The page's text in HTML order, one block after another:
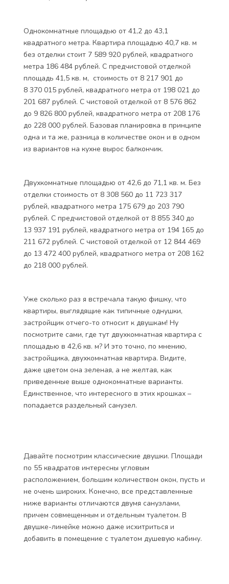
Однокомнатные площадью от 41,2 до 43,1
квадратного метра. Квартира площадью 40,7 кв. м
без отделки стоит 7 589 920 рублей, квадратного
метра 186 484 рублей. С предчистовой отделкой
площадь 41,5 кв. м, стоимость от 8 217 901 до
8 370 015 рублей, квадратного метра от 198 021 до
201 687 рублей. С чистовой отделкой от 8 576 862
до 9 826 800 рублей, квадратного метра от 208 176
до 228 000 рублей. Базовая планировка в принципе
одна и та же, разница в количестве окон и в одном
из вариантов на кухне вырос балкончик.
Двухкомнатные площадью от 42,6 до 71,1 кв. м. Без
отделки стоимость от 8 308 560 до 11 723 317
рублей, квадратного метра 175 679 до 203 790
рублей. С предчистовой отделкой от 8 855 340 до
13 937 191 рублей, квадратного метра от 194 165 до
211 672 рублей. С чистовой отделкой от 12 844 469
до 13 472 400 рублей, квадратного метра от 208 162
до 218 000 рублей.
Уже сколько раз я встречала такую фишку, что
квартиры, выглядящие как типичные однушки,
застройщик отчего-то относит к двушкам! Ну
посмотрите сами, где тут двухкомнатная квартира с
площадью в 42,6 кв. м? И это точно, по мнению,
застройщика, двухкомнатная квартира. Видите,
даже цветом она зеленая, а не желтая, как
приведенные выше однокомнатные варианты.
Единственное, что интересного в этих крошках –
попадается раздельный санузел.
Давайте посмотрим классические двушки. Площади
по 55 квадратов интересны угловым
расположением, большим количеством окон, пусть и
не очень широких. Конечно, все представленные
ниже варианты отличаются двумя санузлами,
причем совмещенным и отдельным туалетом. В
двушке-линейке можно даже исхитриться и
добавить в помещение с туалетом душевую кабину.